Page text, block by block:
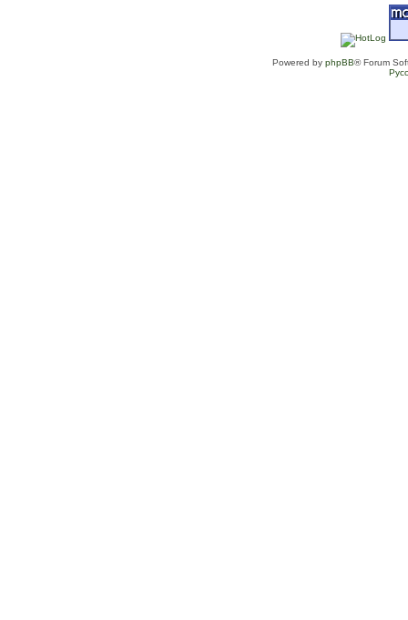
Powered by phpBB® Forum